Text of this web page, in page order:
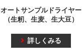
オートサンプルドライヤー
（生籾、生麦、生大豆）
詳しくみる